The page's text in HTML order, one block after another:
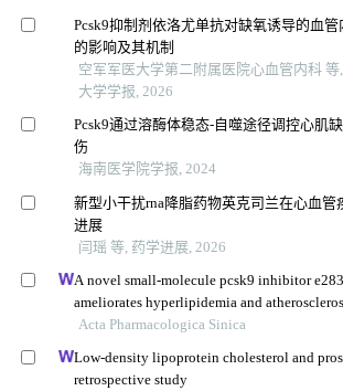
Pcsk9抑制剂依洛尤单抗对缺氧诱导的血管
的影响及其机制
空军军医大学第二附属医院心血管内科 等
大学学报, 2026
Pcsk9通过溶酶体稳态-自噬途径调控心肌
伤
海南医学院学报, 2024
新型小干扰rna降脂药物英克司兰在心血管
进展
闫瑶 等, 药学进展, 2026
A novel small-molecule pcsk9 inhibitor
ameliorates hyperlipidemia and
Acta Pharmacologica Sinica
Low-density lipoprotein cholesterol and
retrospective study